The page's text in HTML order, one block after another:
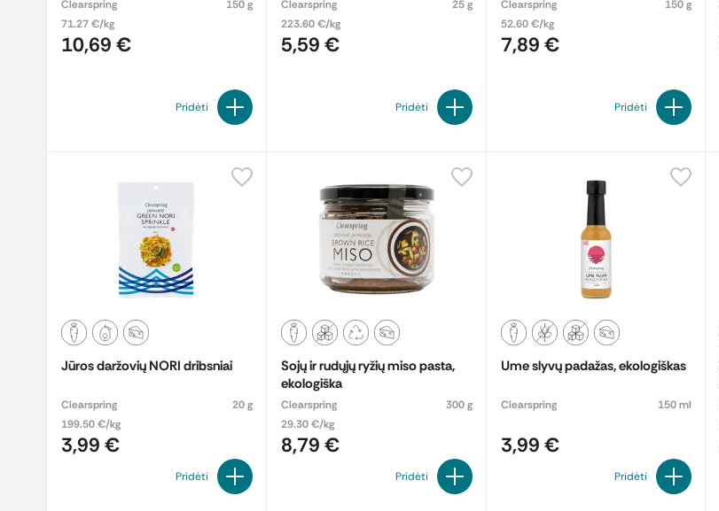
Clearspring
150 g
71.27 €/kg
10,69 €
Pridėti
Clearspring
25 g
223.60 €/kg
5,59 €
Pridėti
Clearspring
150 g
52.60 €/kg
7,89 €
Pridėti
Jūros daržovių NORI dribsniai
Clearspring
20 g
199.50 €/kg
3,99 €
Pridėti
Sojų ir rudųjų ryžių miso pasta,
ekologiška
Clearspring
300 g
29.30 €/kg
8,79 €
Pridėti
Ume slyvų padažas, ekologiškas
Clearspring 150 ml
3,99 €
Pridėti